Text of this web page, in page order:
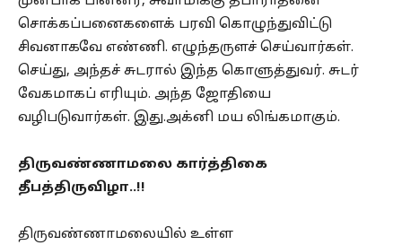
சொக்கப்பனைகளைக் பரவி கொழுந்துவிட்டு
சிவனாகவே எண்ணி. எழுந்தருளச் செய்வார்கள்.
செய்து, அந்தச் சுடரால் இந்த கொளுத்துவர். சுடர்
வேகமாகப் எரியும். அந்த ஜோதியை
வழிபடுவார்கள். இது.அக்னி மய லிங்கமாகும்.
திருவண்ணாமலை கார்த்திகை
தீபத்திருவிழா..!!
திருவண்ணாமலையில் உள்ள